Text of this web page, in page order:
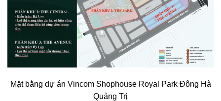
Mặt bằng dự án Vincom Shophouse Royal Park Đông Hà
Quảng Trị